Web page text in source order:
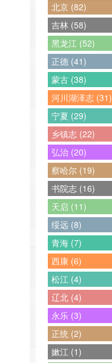
北京 (82)
吉林 (58)
黑龙江 (52)
正德 (41)
蒙古 (38)
河川湖泽志 (31)
宁夏 (29)
乡镇志 (22)
弘治 (20)
察哈尔 (19)
书院志 (16)
天启 (11)
绥远 (8)
青海 (7)
西康 (6)
松江 (4)
辽北 (4)
永乐 (3)
正统 (2)
嫰江 (1)